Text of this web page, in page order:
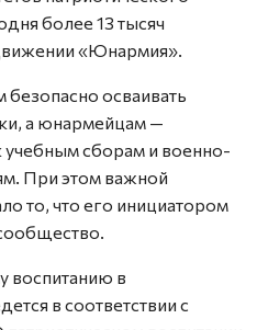
более 13 тысяч
«Юнармия».
осваивать
а юнармейцам —
учебным сборам и военно-
При этом важной
то, что его инициатором
воспитанию в
в соответствии с